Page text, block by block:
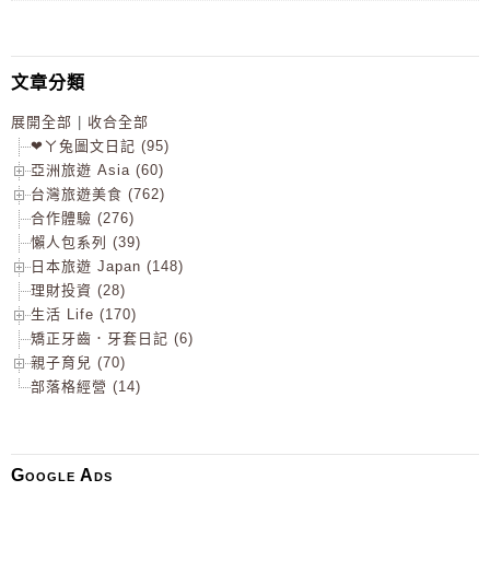
文章分類
展開全部
收合全部
❤ㄚ兔圖文日記 (95)
亞洲旅遊 Asia (60)
台灣旅遊美食 (762)
合作體驗 (276)
懶人包系列 (39)
日本旅遊 Japan (148)
理財投資 (28)
生活 Life (170)
矯正牙齒．牙套日記 (6)
親子育兒 (70)
部落格經營 (14)
Google Ads